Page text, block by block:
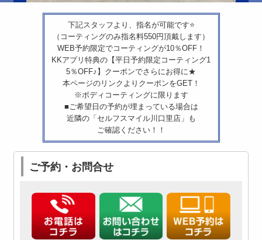
下記スタッフより、指名が可能です⭐
（コーティングのみ指名料550円頂戴します）
WEB予約限定でコーティングが10％OFF！
KKアプリ特典の【平日予約限定コーティング1
5％OFF♪】クーポンでさらにお得に★
本ページのリンクよりクーポンをGET！
※ボディコーティングに限ります
■ご希望日の予約が埋まっている場合は
近隣の「セルフスマイル川口里店」も
ご確認ください！！
ご予約・お問合せ